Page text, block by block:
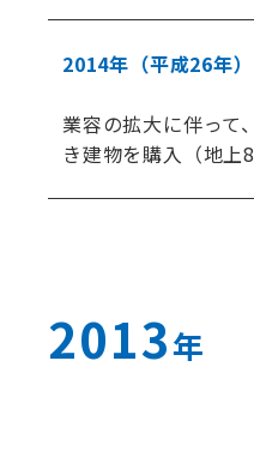
2014年 （平成26年）
業容の拡大に伴って
き建物を購入（地上
2013年